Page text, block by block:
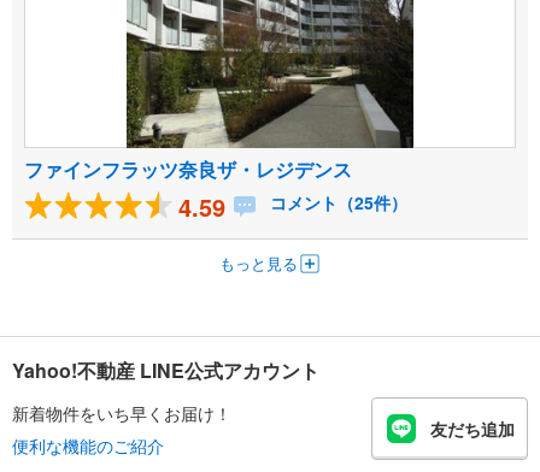
ファインフラッツ奈良ザ・レジデンス
4.59 コメント（25件）
もっと見る
Yahoo!不動産 LINE公式アカウント
新着物件をいち早くお届け！
便利な機能のご紹介
友だち追加